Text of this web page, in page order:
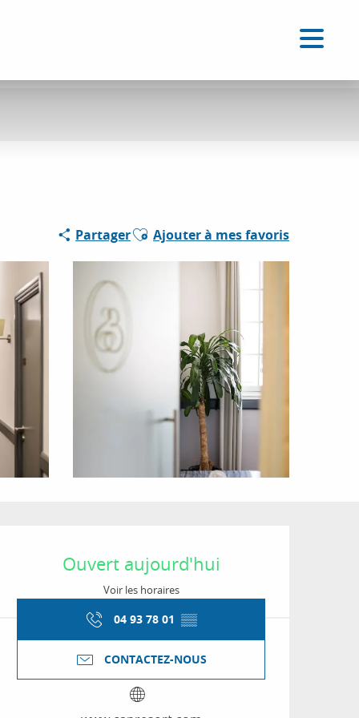
PartagerAjouter aux favoris
Ajouter à mes favoris
Ouverture et
Ouvert aujourd'hui
Voir les horaires
04 93 78 01 ▒▒
CONTACTEZ-NOUS